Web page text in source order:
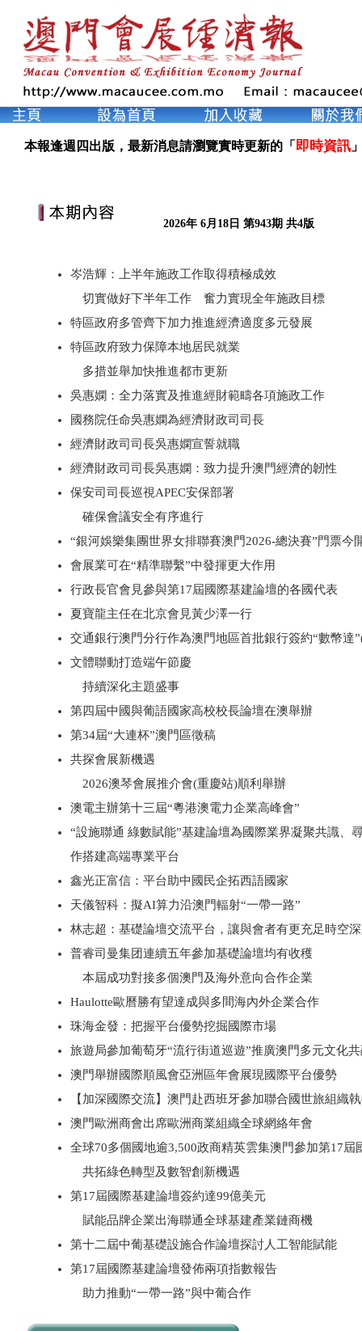
本報逢週四出版，最新消息請瀏覽實時更新的「 即時資訊
2026年 6月18日 第943期 共4版
岑浩輝：上半年施政工作取得積極成效
切實做好下半年工作 奮力實現全年施政目標
特區政府多管齊下加力推進經濟適度多元發展
特區政府致力保障本地居民就業
多措並舉加快推進都市更新
吳惠嫻：全力落實及推進經財範疇各項施政工作
國務院任命吳惠嫻為經濟財政司司長
經濟財政司司長吳惠嫻宣誓就職
經濟財政司司長吳惠嫻：致力提升澳門經濟的韌性
保安司司長巡視APEC安保部署
確保會議安全有序進行
“銀河娛樂集團世界女排聯賽澳門2026-總決賽”門票今
會展業可在“精準聯繫”中發揮更大作用
行政長官會見參與第17屆國際基建論壇的各國代表
夏寶龍主任在北京會見黃少澤一行
交通銀行澳門分行作為澳門地區首批銀行簽約“數幣達
文體聯動打造端午節慶
持續深化主題盛事
第四屆中國與葡語國家高校校長論壇在澳舉辦
第34屆“大連杯”澳門區徵稿
共探會展新機遇
2026澳琴會展推介會(重慶站)順利舉辦
澳電主辦第十三屆“粵港澳電力企業高峰會”
“設施聯通 綠數賦能”基建論壇為國際業界凝聚共識、
作搭建高端專業平台
鑫光正富信：平台助中國民企拓西語國家
天儀智科：擬AI算力沿澳門輻射“一帶一路”
林志超：基礎論壇交流平台，讓與會者有更充足時空
普睿司曼集团連續五年參加基礎論壇均有收穫
本屆成功對接多個澳門及海外意向合作企業
Haulotte歐曆勝有望達成與多間海內外企業合作
珠海金發：把握平台優勢挖掘國際市場
旅遊局參加葡萄牙“流行街道巡遊”推廣澳門多元文化
澳門舉辦國際順風會亞洲區年會展現國際平台優勢
【加深國際交流】澳門赴西班牙參加聯合國世旅組織
澳門歐洲商會出席歐洲商業組織全球網絡年會
全球70多個國地逾3,500政商精英雲集澳門參加第17屆
共拓綠色轉型及數智創新機遇
第17屆國際基建論壇簽約達99億美元
賦能品牌企業出海聯通全球基建產業鏈商機
第十二屆中葡基礎設施合作論壇探討人工智能賦能
第17屆國際基建論壇發佈兩項指數報告
助力推動“一帶一路”與中葡合作